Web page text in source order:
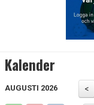
Kalender
AUGUSTI 2026